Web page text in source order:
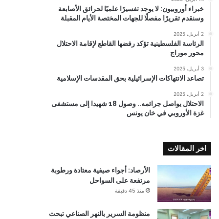
خبراء أوروبيون: لا يوجد تفسيرًا علميًا لحرائق الأصابعة
وسنقدم تقريرًا مفصلًا للجهات المختصة الأيام المقبلة
2 أبريل، 2025
الرئاسة الفلسطينية تؤكد رفضها القاطع لإقامة الاحتلال
محور موراج
3 أبريل، 2025
تصاعد الانتهاكات الإسرائيلية بحق المقدسات الإسلامية
2 أبريل، 2025
الاحتلال يواصل جرائمه.. وصول 18 شهيدا إلى مستشفى
غزة الأوروبي في خان يونس
اخر المقالات
الأرصاد: أجواء صيفية معتادة ورطوبة
مرتفعة على السواحل
منذ 45 دقيقة
منظومة السرير بالنهر الصناعي تبحث